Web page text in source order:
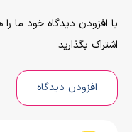
با افزودن دیدگاه خود ما
اشتراک بگذارید
افزودن دیدگاه